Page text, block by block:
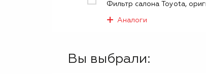
Фильтр салона Toyota,
Аналоги
Вы выбрали: